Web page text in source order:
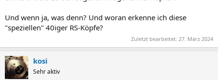
Und wenn ja, was denn? Und woran erkenne ich diese
"speziellen" 40iger RS-Köpfe?
Zuletzt bearbeitet: 27. März 2024
kosi
Sehr aktiv